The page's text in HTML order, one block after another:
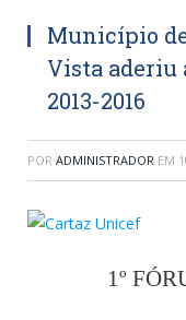
Município de
Vista aderiu
2013-2016
POR ADMINISTRADOR EM
1º